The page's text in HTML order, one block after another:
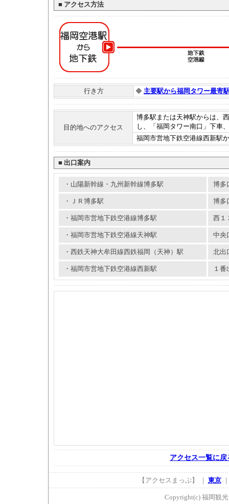
■ アクセス方法
行き方 ◆ 主要駅から福岡タワー最寄
目的地へのアクセス
博多駅または天神駅からは、
し、「福岡タワー南口」下車
福岡市営地下鉄空港線西新駅
■ 出口案内
・山陽新幹線・九州新幹線博多駅 博多
・ＪＲ博多駅 博多
・福岡市営地下鉄空港線博多駅 西１
・福岡市営地下鉄空港線天神駅 中央
・西鉄天神大牟田線西鉄福岡（天神）駅 北出
・福岡市営地下鉄空港線西新駅 １番
アクセス一覧に戻
【アクセスまっぷ】 ｜ 東京｜
Copyright(c) 福岡観